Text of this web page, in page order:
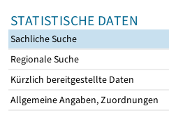
STATISTISCHE DATEN
Sachliche Suche
Regionale Suche
Kürzlich bereitgestellte Daten
Allgemeine Angaben, Zuordnungen